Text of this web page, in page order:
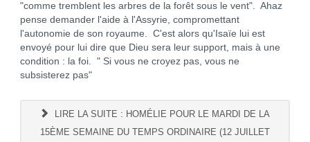
"comme tremblent les arbres de la forêt sous le vent". Ahaz
pense demander l'aide à l'Assyrie, compromettant
l'autonomie de son royaume. C'est alors qu'Isaïe lui est
envoyé pour lui dire que Dieu sera leur support, mais à une
condition : la foi. " Si vous ne croyez pas, vous ne
subsisterez pas"
LIRE LA SUITE : HOMÉLIE POUR LE MARDI DE LA
15ÈME SEMAINE DU TEMPS ORDINAIRE (12 JUILLET